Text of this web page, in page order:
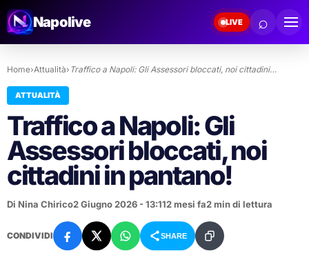
Napolive LIVE ⌕
Home›Attualità› Traffico a Napoli: Gli Assessori bloccati, noi cittadini…
ATTUALITÀ
Traffico a Napoli: Gli
Assessori bloccati, noi
cittadini in pantano!
Di Nina Chirico2 Giugno 2026 - 13:112 mesi fa2 min di lettura
CONDIVIDI SHARE